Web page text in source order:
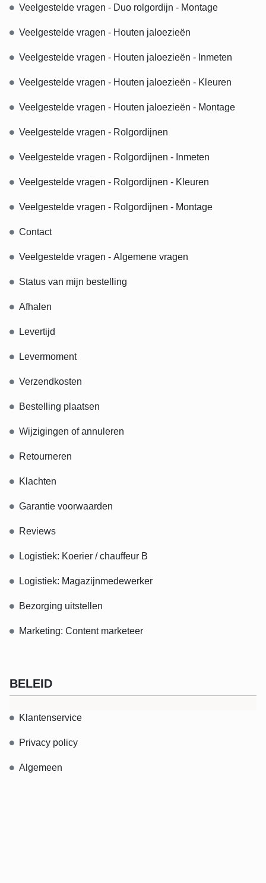
Veelgestelde vragen - Duo rolgordijn - Montage
Veelgestelde vragen - Houten jaloezieën
Veelgestelde vragen - Houten jaloezieën - Inmeten
Veelgestelde vragen - Houten jaloezieën - Kleuren
Veelgestelde vragen - Houten jaloezieën - Montage
Veelgestelde vragen - Rolgordijnen
Veelgestelde vragen - Rolgordijnen - Inmeten
Veelgestelde vragen - Rolgordijnen - Kleuren
Veelgestelde vragen - Rolgordijnen - Montage
Contact
Veelgestelde vragen - Algemene vragen
Status van mijn bestelling
Afhalen
Levertijd
Levermoment
Verzendkosten
Bestelling plaatsen
Wijzigingen of annuleren
Retourneren
Klachten
Garantie voorwaarden
Reviews
Logistiek: Koerier / chauffeur B
Logistiek: Magazijnmedewerker
Bezorging uitstellen
Marketing: Content marketeer
BELEID
Klantenservice
Privacy policy
Algemeen